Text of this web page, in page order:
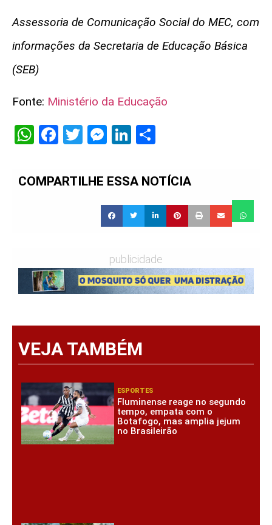
Assessoria de Comunicação Social do MEC, com
informações da Secretaria de Educação Básica
(SEB)
Fonte: Ministério da Educação
WhatsApp
Facebook
Twitter
Messenger
LinkedIn
COMPARTILHE ESSA NOTÍCIA
publicidade
VEJA TAMBÉM
ESPORTES
Fluminense reage no segundo
tempo, empata com o
Botafogo, mas amplia jejum
no Brasileirão